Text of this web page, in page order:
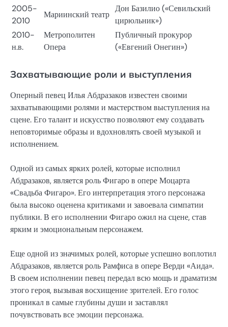
2005-
2010
Мариинский театр
Дон Базилио («Севильский
цирюльник»)
2010-
н.в.
Метрополитен
Опера
Публичный прокурор
(«Евгений Онегин»)
Захватывающие роли и выступления
Оперный певец Илья Абдразаков известен своими
захватывающими ролями и мастерством выступления на
сцене. Его талант и искусство позволяют ему создавать
неповторимые образы и вдохновлять своей музыкой и
исполнением.
Одной из самых ярких ролей, которые исполнил
Абдразаков, является роль Фигаро в опере Моцарта
«Свадьба Фигаро». Его интерпретация этого персонажа
была высоко оценена критиками и завоевала симпатии
публики. В его исполнении Фигаро ожил на сцене, став
ярким и эмоциональным персонажем.
Еще одной из значимых ролей, которые успешно воплотил
Абдразаков, является роль Рамфиса в опере Верди «Аида».
В своем исполнении певец передал всю мощь и драматизм
этого героя, вызывая восхищение зрителей. Его голос
проникал в самые глубины души и заставлял
почувствовать все эмоции персонажа.